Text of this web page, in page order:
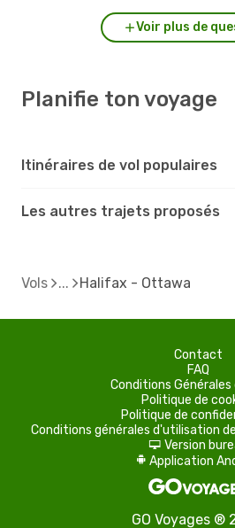
Voir plus de
Planifie ton voyage
Itinéraires de vol populaires
Les autres trajets proposés
Vols Halifax - Ottawa
Contact
FAQ
Conditions
Politique de
Politique de
Conditions générales d'utilisation
d Version
A Application
GO Voyages ®